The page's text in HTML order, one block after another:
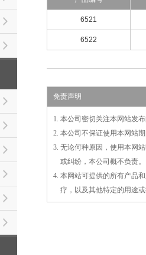
6521
6522
免责声明
1. 本公司密切关注本网站发
2. 本公司不保证使用本网站
3. 无论何种原因，使用本网
或纠纷，本公司概不负责。
4. 本网站可提供的所有产品
疗，以及其他特定的用途